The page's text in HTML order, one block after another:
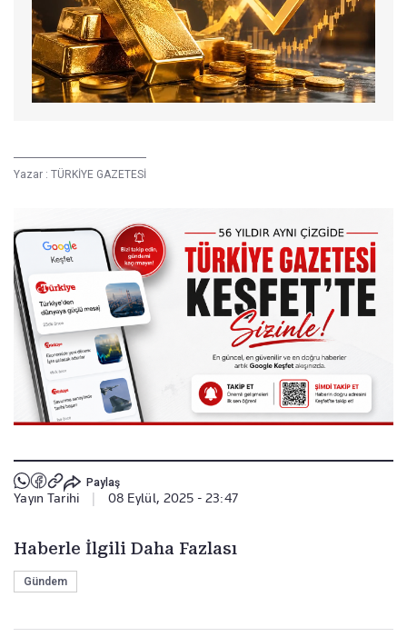
Yazar : TÜRKİYE GAZETESİ
Paylaş
Yayın Tarihi 08 Eylül, 2025 - 23:47
Haberle İlgili Daha Fazlası
Gündem